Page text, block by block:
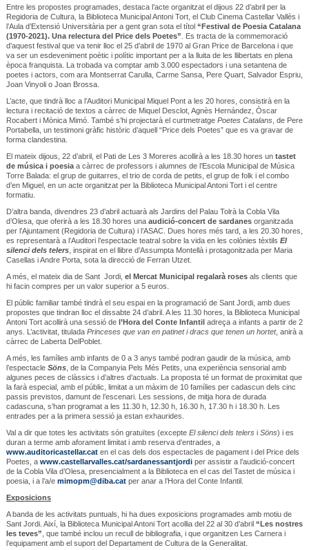
Entre les propostes programades, destaca l’acte organitzat el dijous 22 d’abril per la
Regidoria de Cultura, la Biblioteca Municipal Antoni Tort, el Club Cinema Castellar Vallès i
l’Aula d’Extensió Universitària per a gent gran sota el títol “Festival de Poesia Catalana
(1970-2021). Una relectura del Price dels Poetes” . Es tracta de la commemoració
d’aquest festival que va tenir lloc el 25 d’abril de 1970 al Gran Price de Barcelona i que
va ser un esdeveniment poètic i polític important per a la lluita de les llibertats en plena
època franquista. La trobada va comptar amb 3.000 espectadors i una setantena de
poetes i actors, com ara Montserrat Carulla, Carme Sansa, Pere Quart, Salvador Espriu,
Joan Vinyoli o Joan Brossa.
L’acte, que tindrà lloc a l’Auditori Municipal Miquel Pont a les 20 hores, consistirà en la
lectura i recitació de textos a càrrec de Miquel Desclot, Agnès Hernández, Òscar
Rocabert i Mònica Mimó. També s’hi projectarà el curtmetratge Poetes Catalans, de Pere
Portabella, un testimoni gràfic històric d’aquell “Price dels Poetes” que es va gravar de
forma clandestina.
El mateix dijous, 22 d’abril, el Pati de Les 3 Moreres acollirà a les 18.30 hores un tastet
de música i poesiaa càrrec de professors i alumnes de l’Escola Municipal de Música
Torre Balada: el grup de guitarres, el trio de corda de petits, el grup de folk i el combo
d’en Miguel, en un acte organitzat per la Biblioteca Municipal Antoni Tort i el centre
formatiu.
D’altra banda, divendres 23 d’abril actuarà als Jardins del Palau Tolrà la Cobla Vila
d’Olesa, que oferirà a les 18.30 hores una audició-concert de sardanesorganitzada
per l’Ajuntament (Regidoria de Cultura) i l’ASAC. Dues hores més tard, a les 20.30 hores,
es representarà a l’Auditori l’espectacle teatral sobre la vida en les colònies tèxtils El
silenci dels telers, inspirat en el llibre d’Assumpta Montellà i protagonitzada per Maria
Casellas i Andre Porta, sota la direcció de Ferran Utzet.
A més, el mateix dia de Sant Jordi, el Mercat Municipal regalarà rosesals clients que
hi facin compres per un valor superior a 5 euros.
El públic familiar també tindrà el seu espai en la programació de Sant Jordi, amb dues
propostes que tindran lloc el dissabte 24 d’abril. A les 11.30 hores, la Biblioteca Municipal
Antoni Tort acollirà una sessió de l’Hora del Conte Infantiladreça a infants a partir de 2
anys. L’activitat, titulada Princeses que van en patinet i dracs que tenen un hortet, anirà a
càrrec de Laberta DelPoblet.
A més, les famílies amb infants de 0 a 3 anys també podran gaudir de la música, amb
l’espectacle Söns, de la Companyia Pels Més Petits, una experiència sensorial amb
algunes peces de clàssics i d’altres d’actuals. La proposta té un format de proximitat que
la farà especial, amb el públic, limitat a un màxim de 10 famílies per cadascun dels cinc
passis previstos, damunt de l’escenari. Les sessions, de mitja hora de durada
cadascuna, s’han programat a les 11.30 h, 12.30 h, 16.30 h, 17.30 h i 18.30 h. Les
entrades per a la primera sessió ja estan exhaurides.
Val a dir que totes les activitats són gratuïtes (excepte El silenci dels telers i Söns) i es
duran a terme amb aforament limitat i amb reserva d’entrades, a
www.auditoricastellar.caten el cas dels dos espectacles de pagament i del Price dels
Poetes, a www.castellarvalles.cat/sardanessantjordiper assistir a l’audició-concert
de la Cobla Vila d’Olesa, presencialment a la Biblioteca en el cas del Tastet de música i
poesia, i a l’a/e mimopm@diba.catper anar a l’Hora del Conte Infantil.
Exposicions
A banda de les activitats puntuals, hi ha dues exposicions programades amb motiu de
Sant Jordi. Així, la Biblioteca Municipal Antoni Tort acollia del 22 al 30 d’abril “Les nostres
les teves” , que també inclou un recull de bibliografia, i que organitzen Les Carnera i
l’equipament amb el suport del Departament de Cultura de la Generalitat.